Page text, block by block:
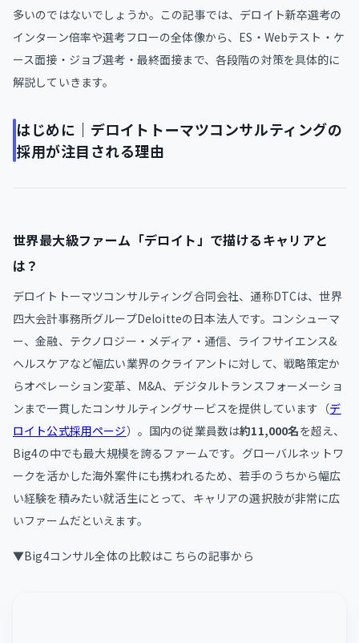
多いのではないでしょうか。この記事では、デロイト新卒選考の
インターン倍率や選考フローの全体像から、ES・Webテスト・ケ
ース面接・ジョブ選考・最終面接まで、各段階の対策を具体的に
解説していきます。
はじめに｜デロイトトーマツコンサルティングの
採用が注目される理由
世界最大級ファーム「デロイト」で描けるキャリアと
は？
デロイトトーマツコンサルティング合同会社、通称DTCは、世界
四大会計事務所グループDeloitteの日本法人です。コンシューマ
ー、金融、テクノロジー・メディア・通信、ライフサイエンス&
ヘルスケアなど幅広い業界のクライアントに対して、戦略策定か
らオペレーション変革、M&A、デジタルトランスフォーメーショ
ンまで一貫したコンサルティングサービスを提供しています（デ
ロイト公式採用ページ）。国内の従業員数は約11,000名を超え、
Big4の中でも最大規模を誇るファームです。グローバルネットワ
ークを活かした海外案件にも携われるため、若手のうちから幅広
い経験を積みたい就活生にとって、キャリアの選択肢が非常に広
いファームだといえます。
▼Big4コンサル全体の比較はこちらの記事から